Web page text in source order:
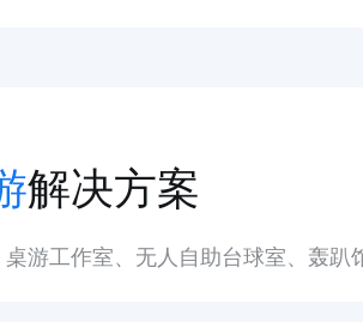
解决方案
游工作室、无人自助台球室、轰趴